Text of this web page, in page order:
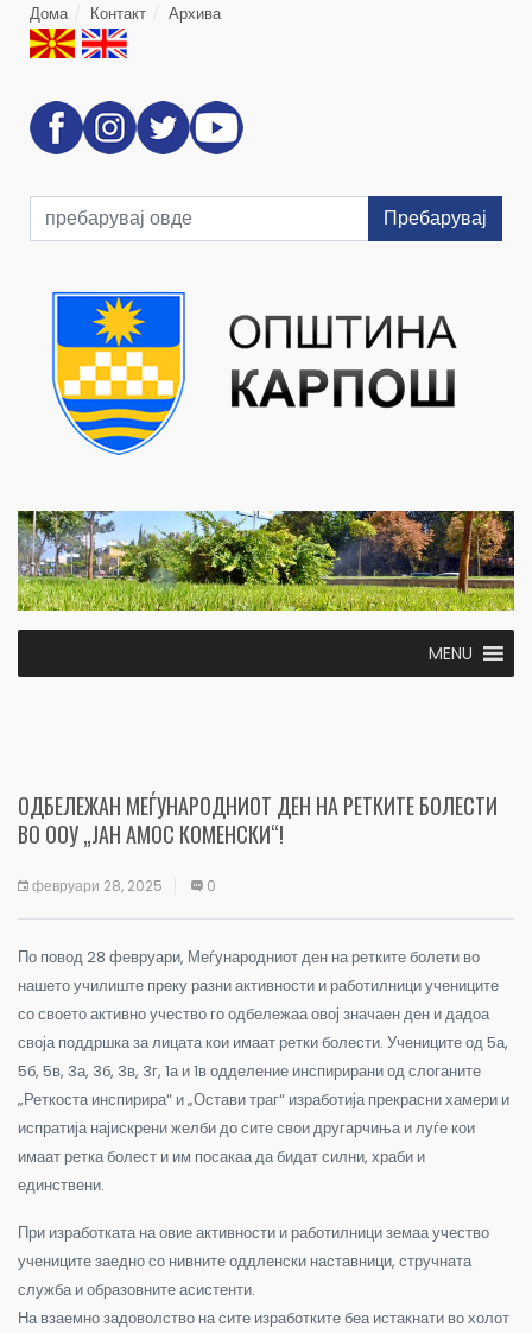
Дома Контакт Архива
Пребарувај
MENU
ОДБЕЛЕЖАН МЕЃУНАРОДНИОТ ДЕН НА РЕТКИТЕ БОЛЕСТИ
ВО ООУ „ЈАН АМОС КОМЕНСКИ“!
февруари 28, 2025 0
По повод 28 февруари, Меѓународниот ден на ретките болети во
нашето училиште преку разни активности и работилници учениците
со своето активно учество го одбележаа овој значаен ден и дадоа
своја поддршка за лицата кои имаат ретки болести. Учениците од 5а,
5б, 5в, 3а, 3б, 3в, 3г, 1а и 1в одделение инспирирани од слоганите
„Реткоста инспирира“ и „Остави траг“ изработија прекрасни хамери и
испратија најискрени желби до сите свои другарчиња и луѓе кои
имаат ретка болест и им посакаа да бидат силни, храби и
единствени.
При изработката на овие активности и работилници земаа учество
учениците заедно со нивните оддленски наставници, стручната
служба и образовните асистенти.
На взаемно задоволство на сите изработките беа истакнати во холот